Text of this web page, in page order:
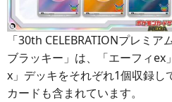
「30th CELEBRATIONプレミア
ブラッキー」は、「エーフィex
x」デッキをそれぞれ1個収録し
カードも含まれています。